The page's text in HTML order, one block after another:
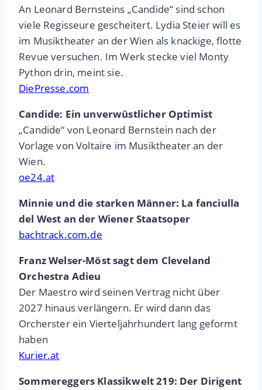
An Leonard Bernsteins „Candide“ sind schon
viele Regisseure gescheitert. Lydia Steier will es
im Musiktheater an der Wien als knackige, flotte
Revue versuchen. Im Werk stecke viel Monty
Python drin, meint sie.
DiePresse.com
Candide: Ein unverwüstlicher Optimist
„Candide“ von Leonard Bernstein nach der
Vorlage von Voltaire im Musiktheater an der
Wien.
oe24.at
Minnie und die starken Männer: La fanciulla
del West an der Wiener Staatsoper
bachtrack.com.de
Franz Welser-Möst sagt dem Cleveland
Orchestra Adieu
Der Maestro wird seinen Vertrag nicht über
2027 hinaus verlängern. Er wird dann das
Orcherster ein Vierteljahrhundert lang geformt
haben
Kurier.at
Sommereggers Klassikwelt 219: Der Dirigent